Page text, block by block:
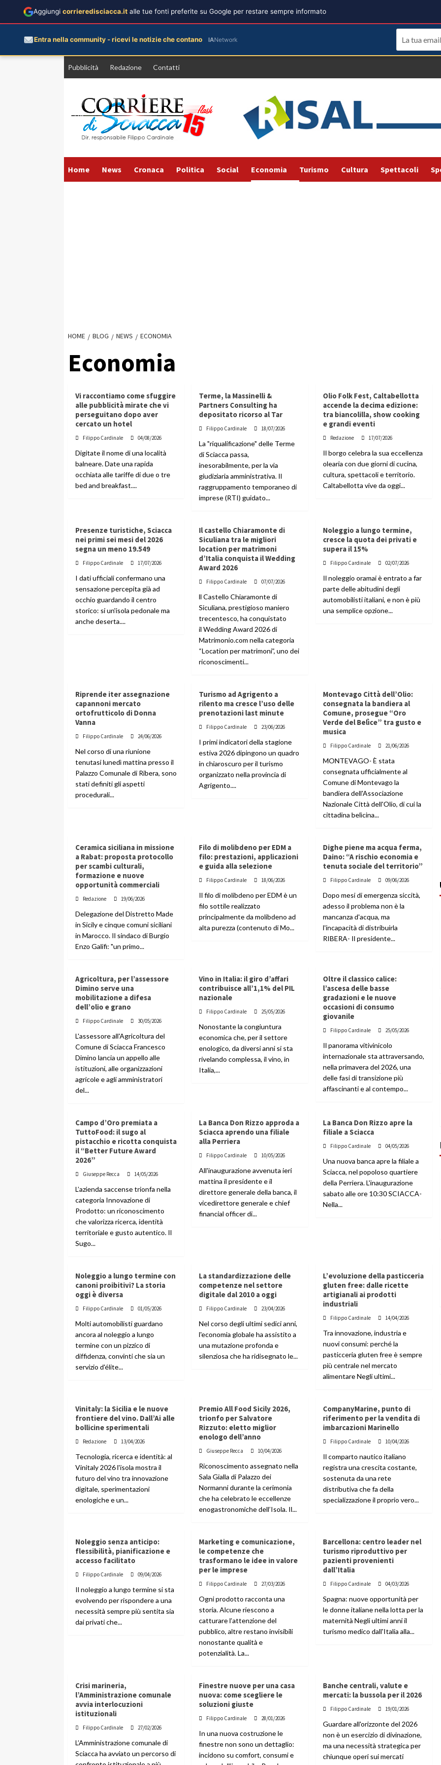
Pubblicità Redazione Contatti
Home News Cronaca Politica Social Economia Turismo Cultura Spettacoli
HOME BLOG NEWS ECONOMIA
Economia
Vi raccontiamo come sfuggire
alle pubblicità mirate che vi
perseguitano dopo aver
cercato un hotel
Filippo Cardinale 04/08/2026
Digitate il nome di una località
balneare. Date una rapida
occhiata alle tariffe di due o tre
bed and breakfast....
Terme, la Massinelli &
Partners Consulting ha
depositato ricorso al Tar
Filippo Cardinale 18/07/2026
La "riqualificazione" delle Terme
di Sciacca passa,
inesorabilmente, per la via
giudiziaria amministrativa. Il
raggruppamento temporaneo di
imprese (RTI) guidato...
Olio Folk Fest, Caltabellotta
accende la decima edizione:
tra biancolilla, show cooking
e grandi eventi
Redazione 17/07/2026
Il borgo celebra la sua eccellenza
olearia con due giorni di cucina,
cultura, spettacoli e territorio.
Caltabellotta vive da oggi...
Presenze turistiche, Sciacca
nei primi sei mesi del 2026
segna un meno 19.549
Filippo Cardinale 17/07/2026
I dati ufficiali confermano una
sensazione percepita già ad
occhio guardando il centro
storico: si un'isola pedonale ma
anche deserta....
Il castello Chiaramonte di
Siculiana tra le migliori
location per matrimoni
d’Italia conquista il Wedding
Award 2026
Filippo Cardinale 07/07/2026
ll Castello Chiaramonte di
Siculiana, prestigioso maniero
trecentesco, ha conquistato
il Wedding Award 2026 di
Matrimonio.com nella categoria
“Location per matrimoni”, uno dei
riconoscimenti...
Noleggio a lungo termine,
cresce la quota dei privati e
supera il 15%
Filippo Cardinale 02/07/2026
Il noleggio oramai è entrato a far
parte delle abitudini degli
automobilisti italiani, e non è più
una semplice opzione...
Riprende iter assegnazione
capannoni mercato
ortofrutticolo di Donna
Vanna
Filippo Cardinale 24/06/2026
Nel corso di una riunione
tenutasi lunedì mattina presso il
Palazzo Comunale di Ribera, sono
stati definiti gli aspetti
procedurali...
Turismo ad Agrigento a
rilento ma cresce l’uso delle
prenotazioni last minute
Filippo Cardinale 23/06/2026
I primi indicatori della stagione
estiva 2026 dipingono un quadro
in chiaroscuro per il turismo
organizzato nella provincia di
Agrigento....
Montevago Città dell’Olio:
consegnata la bandiera al
Comune, prosegue “Oro
Verde del Belìce” tra gusto e
musica
Filippo Cardinale 21/06/2026
MONTEVAGO- È stata
consegnata ufficialmente al
Comune di Montevago la
bandiera dell'Associazione
Nazionale Città dell'Olio, di cui la
cittadina belìcina...
Ceramica siciliana in missione
a Rabat: proposta protocollo
per scambi culturali,
formazione e nuove
opportunità commerciali
Redazione 19/06/2026
Delegazione del Distretto Made
in Sicily e cinque comuni siciliani
in Marocco. Il sindaco di Burgio
Enzo Galifi: "un primo...
Filo di molibdeno per EDM a
filo: prestazioni, applicazioni
e guida alla selezione
Filippo Cardinale 18/06/2026
Il filo di molibdeno per EDM è un
filo sottile realizzato
principalmente da molibdeno ad
alta purezza (contenuto di Mo...
Dighe piene ma acqua ferma,
Daino: “A rischio economia e
tenuta sociale del territorio”
Filippo Cardinale 09/06/2026
Dopo mesi di emergenza siccità,
adesso il problema non è la
mancanza d'acqua, ma
l'incapacità di distribuirla
RIBERA- Il presidente...
Agricoltura, per l’assessore
Dimino serve una
mobilitazione a difesa
dell’olio e grano
Filippo Cardinale 30/05/2026
L'assessore all'Agricoltura del
Comune di Sciacca Francesco
Dimino lancia un appello alle
istituzioni, alle organizzazioni
agricole e agli amministratori
del...
Vino in Italia: il giro d’affari
contribuisce all’1,1% del PIL
nazionale
Filippo Cardinale 25/05/2026
Nonostante la congiuntura
economica che, per il settore
enologico, da diversi anni si sta
rivelando complessa, il vino, in
Italia,...
Oltre il classico calice:
l’ascesa delle basse
gradazioni e le nuove
occasioni di consumo
giovanile
Filippo Cardinale 25/05/2026
Il panorama vitivinicolo
internazionale sta attraversando,
nella primavera del 2026, una
delle fasi di transizione più
affascinanti e al contempo...
Campo d’Oro premiata a
TuttoFood: il sugo al
pistacchio e ricotta conquista
il “Better Future Award
2026”
Giuseppe Recca 14/05/2026
L’azienda saccense trionfa nella
categoria Innovazione di
Prodotto: un riconoscimento
che valorizza ricerca, identità
territoriale e gusto autentico. Il
Sugo...
La Banca Don Rizzo approda a
Sciacca aprendo una filiale
alla Perriera
Filippo Cardinale 10/05/2026
All'inaugurazione avvenuta ieri
mattina il presidente e il
direttore generale della banca, il
vicedirettore generale e chief
financial officer di...
La Banca Don Rizzo apre la
filiale a Sciacca
Filippo Cardinale 04/05/2026
Una nuova banca apre la filiale a
Sciacca, nel popoloso quartiere
della Perriera. L'inaugurazione
sabato alle ore 10:30 SCIACCA-
Nella...
Noleggio a lungo termine con
canoni proibitivi? La storia
oggi è diversa
Filippo Cardinale 01/05/2026
Molti automobilisti guardano
ancora al noleggio a lungo
termine con un pizzico di
diffidenza, convinti che sia un
servizio d'élite...
La standardizzazione delle
competenze nel settore
digitale dal 2010 a oggi
Filippo Cardinale 23/04/2026
Nel corso degli ultimi sedici anni,
l'economia globale ha assistito a
una mutazione profonda e
silenziosa che ha ridisegnato le...
L’evoluzione della pasticceria
gluten free: dalle ricette
artigianali ai prodotti
industriali
Filippo Cardinale 14/04/2026
Tra innovazione, industria e
nuovi consumi: perché la
pasticceria gluten free è sempre
più centrale nel mercato
alimentare Negli ultimi...
Vinitaly: la Sicilia e le nuove
frontiere del vino. Dall’Ai alle
bollicine sperimentali
Redazione 13/04/2026
Tecnologia, ricerca e identità: al
Vinitaly 2026 l'isola mostra il
futuro del vino tra innovazione
digitale, sperimentazioni
enologiche e un...
Premio All Food Sicily 2026,
trionfo per Salvatore
Rizzuto: eletto miglior
enologo dell’anno
Giuseppe Recca 10/04/2026
Riconoscimento assegnato nella
Sala Gialla di Palazzo dei
Normanni durante la cerimonia
che ha celebrato le eccellenze
enogastronomiche dell’Isola. Il...
CompanyMarine, punto di
riferimento per la vendita di
imbarcazioni Marinello
Filippo Cardinale 10/04/2026
Il comparto nautico italiano
registra una crescita costante,
sostenuta da una rete
distributiva che fa della
specializzazione il proprio vero...
Noleggio senza anticipo:
flessibilità, pianificazione e
accesso facilitato
Filippo Cardinale 09/04/2026
Il noleggio a lungo termine si sta
evolvendo per rispondere a una
necessità sempre più sentita sia
dai privati che...
Marketing e comunicazione,
le competenze che
trasformano le idee in valore
per le imprese
Filippo Cardinale 27/03/2026
Ogni prodotto racconta una
storia. Alcune riescono a
catturare l’attenzione del
pubblico, altre restano invisibili
nonostante qualità e
potenzialità. La...
Barcellona: centro leader nel
turismo riproduttivo per
pazienti provenienti
dall’Italia
Filippo Cardinale 04/03/2026
Spagna: nuove opportunità per
le donne italiane nella lotta per la
maternità Negli ultimi anni il
turismo medico dall'Italia alla...
Crisi marineria,
l’Amministrazione comunale
avvia interlocuzioni
istituzionali
Filippo Cardinale 27/02/2026
L’Amministrazione comunale di
Sciacca ha avviato un percorso di
Finestre nuove per una casa
nuova: come scegliere le
soluzioni giuste
Filippo Cardinale 28/01/2026
In una nuova costruzione le
finestre non sono un dettaglio:
incidono su comfort, consumi e
Banche centrali, valute e
mercati: la bussola per il 2026
Filippo Cardinale 19/01/2026
Guardare all'orizzonte del 2026
non è un esercizio di divinazione,
ma una necessità strategica per
chiunque operi sui mercati
Aggiungi corrieredisciacca.it alle tue fonti preferite su Google per restare sempre informato
Entra nella community - ricevi le notizie che contano IANetwork